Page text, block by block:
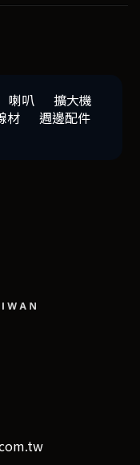
喇叭
擴大機
材
週邊配件